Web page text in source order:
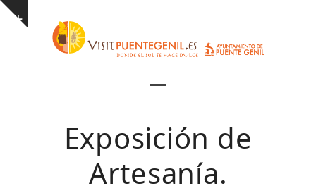
Skip
Show
mobile
menu
mobile
menu
Exposición de
Artesanía.